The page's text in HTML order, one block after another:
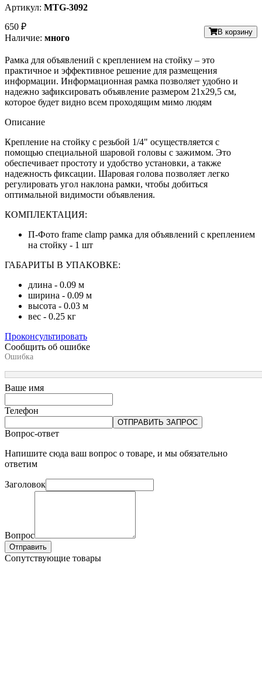
Артикул: MTG-3092
650 ₽
Наличие: много
В корзину
Рамка для объявлений с креплением на стойку – это
практичное и эффективное решение для размещения
информации. Информационная рамка позволяет удобно и
надежно зафиксировать объявление размером 21х29,5 см,
которое будет видно всем проходящим мимо людям
Описание
Крепление на стойку с резьбой 1/4" осуществляется с
помощью специальной шаровой головы с зажимом. Это
обеспечивает простоту и удобство установки, а также
надежность фиксации. Шаровая голова позволяет легко
регулировать угол наклона рамки, чтобы добиться
оптимальной видимости объявления.
КОМПЛЕКТАЦИЯ:
П-Фото frame clamp рамка для объявлений с креплением
на стойку - 1 шт
ГАБАРИТЫ В УПАКОВКЕ:
длина - 0.09 м
ширина - 0.09 м
высота - 0.03 м
вес - 0.25 кг
Проконсультировать
Сообщить об ошибке
Ошибка
Ваше имя
Телефон
ОТПРАВИТЬ ЗАПРОС
Вопрос-ответ
Напишите сюда ваш вопрос о товаре, и мы обязательно
ответим
Заголовок
Вопрос
Отправить
Сопутствующие товары